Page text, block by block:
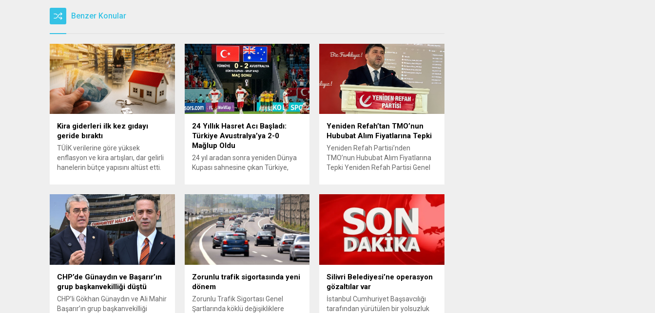
Benzer Konular
Kira giderleri ilk kez gıdayı
geride bıraktı
TÜİK verilerine göre yüksek
enflasyon ve kira artışları, dar gelirli
hanelerin bütçe yapısını altüst etti.
itibarıyla %39’a ulaşarak gıda
harcamalarını geride bıraktı ve son
23 yılın zirvesine çıktı. Türkiye’de
yaşanan yüksek enflasyon ve hız
kazanan kira artışları, düşük...
24 Yıllık Hasret Acı Başladı:
Türkiye Avustralya’ya 2-0
Mağlup Oldu
24 yıl aradan sonra yeniden Dünya
Kupası sahnesine çıkan Türkiye,
yapamadı. Ay-yıldızlı ekip, grup
mücadelesinin açılış
karşılaşmasında rakibine 2-0
mağlup olarak Dünya Kupası
serüvenine puansız başladı.
Karşılaşmanın ilk dakikalarından
itibaren iki takım da kontrollü bir
oyun sergilerken, Avustralya
özellikle hızlı hücumlarla etkili
olmaya...
Yeniden Refah’tan TMO’nun
Hububat Alım Fiyatlarına Tepki
Yeniden Refah Partisi’nden
TMO’nun Hububat Alım Fiyatlarına
Tepki Yeniden Refah Partisi Genel
Bayramoğlu, Toprak Mahsulleri
Ofisi’nin (TMO) açıkladığı hububat
alım fiyatlarına ilişkin yazılı bir
açıklama yaptı. Bayramoğlu,
açıklanan fiyatların çiftçinin artan
maliyetlerini karşılamaktan uzak
olduğunu savunarak fiyatların
yeniden değerlendirilmesi
çağrısında...
CHP’de Günaydın ve Başarır’ın
grup başkanvekilliği düştü
CHP’li Gökhan Günaydın ve Ali Mahir
Başarır’ın grup başkanvekilliği
Zorunlu trafik sigortasında yeni
dönem
Zorunlu Trafik Sigortası Genel
Şartlarında köklü değişikliklere
Silivri Belediyesi’ne operasyon
gözaltılar var
İstanbul Cumhuriyet Başsavcılığı
tarafından yürütülen bir yolsuzluk